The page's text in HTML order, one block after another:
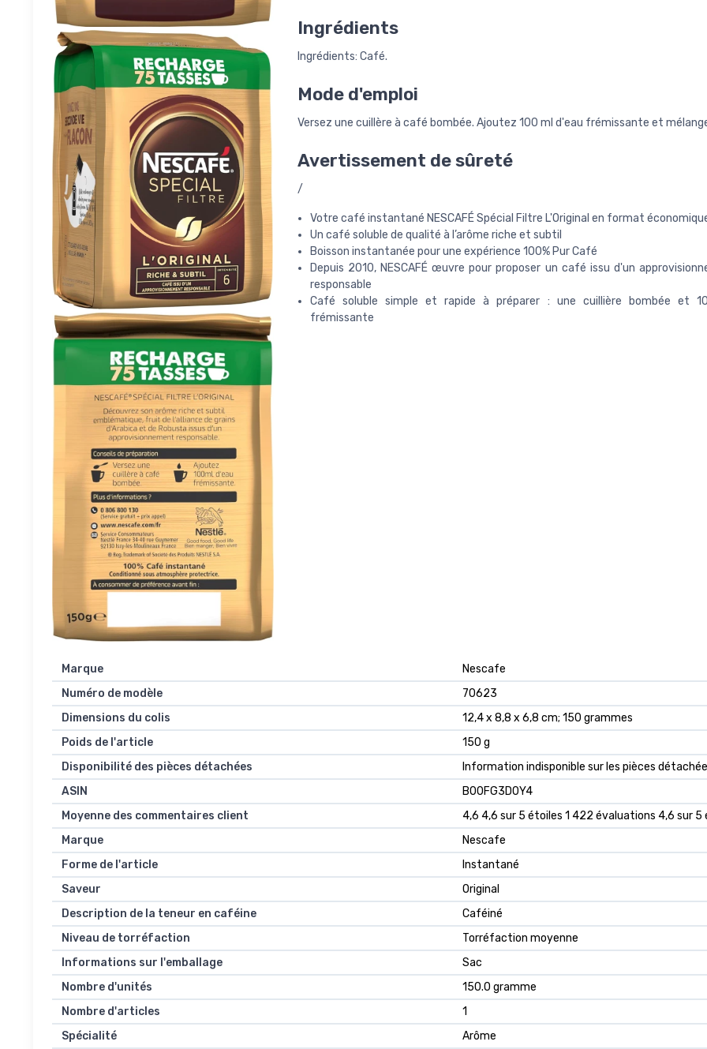
Ingrédients
Ingrédients: Café.
Mode d'emploi
Versez une cuillère à café bombée. Ajoutez 100 ml d'eau frémissante et
Avertissement de sûreté
/
Votre café instantané NESCAFÉ Spécial Filtre L'Original en format
Un café soluble de qualité à l’arôme riche et subtil
Boisson instantanée pour une expérience 100% Pur Café
Depuis 2010, NESCAFÉ œuvre pour proposer un café issu d'un
responsable
Café soluble simple et rapide à préparer : une cuillière bombée et
frémissante
Marque
‎Nescafe
Numéro de modèle
‎70623
Dimensions du colis
‎12,4 x 8,8 x 6,8 cm; 150 grammes
Poids de l'article
‎150 g
Disponibilité des pièces détachées
‎Information indisponible sur les pièces
ASIN
B00FG3D0Y4
Moyenne des commentaires client
4,6 4,6 sur 5 étoiles 1 422 évaluations 4,6 sur 5
Marque
Nescafe
Forme de l'article
Instantané
Saveur
Original
Description de la teneur en caféine
Caféiné
Niveau de torréfaction
Torréfaction moyenne
Informations sur l'emballage
Sac
Nombre d'unités
150.0 gramme
Nombre d'articles
1
Spécialité
Arôme